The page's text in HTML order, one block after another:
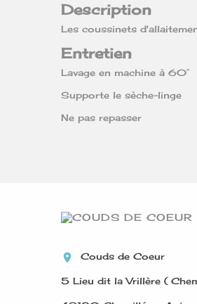
Description
Les coussinets
Entretien
Lavage en machine à 60°
Supporte le sèche-linge
Ne pas repasser
 Couds de Coeur
5 Lieu dit la Vrillère (